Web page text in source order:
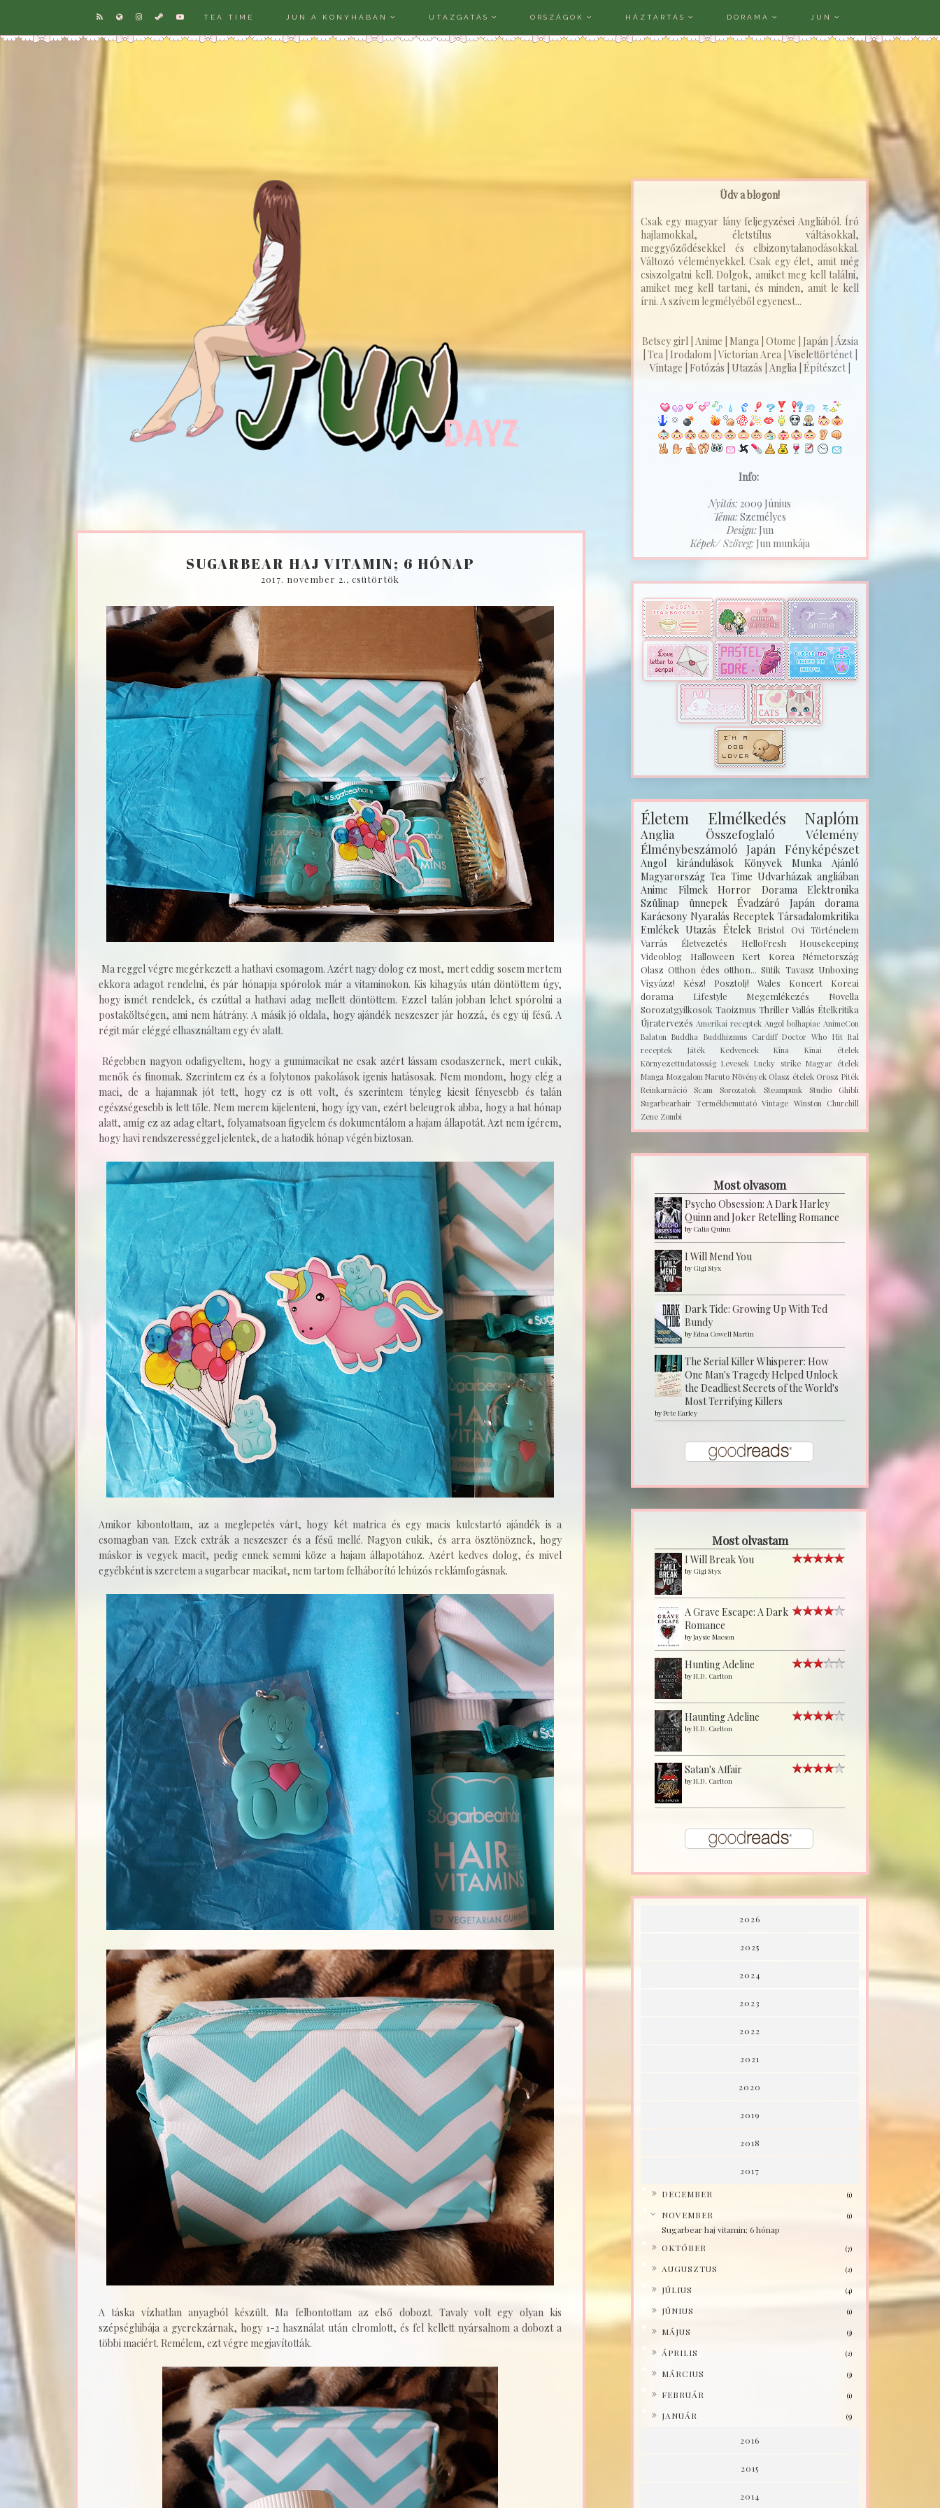
TEA TIME JUN A KONYHÁBAN UTAZGATÁS ORSZÁGOK HÁZTARTÁS DORAMA JUN
SUGARBEAR HAJ VITAMIN; 6 HÓNAP
2017. november 2., csütörtök
Ma reggel végre megérkezett a hathavi csomagom. Azért nagy dolog ez most, mert eddig sosem mertem
ekkora adagot rendelni, és pár hónapja spórolok már a vitaminokon. Kis kihagyás után döntöttem úgy,
hogy ismét rendelek, és ezúttal a hathavi adag mellett döntöttem. Ezzel talán jobban lehet spórolni a
postaköltségen, ami nem hátrány. A másik jó oldala, hogy ajándék neszeszer jár hozzá, és egy új fésű. A
régit már eléggé elhasználtam egy év alatt.
Régebben nagyon odafigyeltem, hogy a gumimacikat ne csak azért lássam csodaszernek, mert cukik,
menők és finomak. Szerintem ez és a folytonos pakolások igenis hatásosak. Nem mondom, hogy elég a
maci, de a hajamnak jót tett, hogy ez is ott volt, és szerintem tényleg kicsit fényesebb és talán
egészségesebb is lett tőle. Nem merem kijelenteni, hogy így van, ezért beleugrok abba, hogy a hat hónap
alatt, amíg ez az adag eltart, folyamatsoan figyelem és dokumentálom a hajam állapotát. Azt nem ígérem,
hogy havi rendszerességgel jelentek, de a hatodik hónap végén biztosan.
Amikor kibontottam, az a meglepetés várt, hogy két matrica és egy macis kulcstartó ajándék is a
csomagban van. Ezek extrák a neszeszer és a fésű mellé. Nagyon cukik, és arra ösztönöznek, hogy
máskor is vegyek macit, pedig ennek semmi köze a hajam állapotához. Azért kedves dolog, és mivel
egyébként is szeretem a sugarbear macikat, nem tartom felháborító lehúzós reklámfogásnak.
A táska vízhatlan anyagból készült. Ma felbontottam az első dobozt. Tavaly volt egy olyan kis
szépséghibája a gyerekzárnak, hogy 1-2 használat után elromlott, és fel kellett nyársalnom a dobozt a
többi maciért. Remélem, ezt végre megjavították.
Üdv a blogon!
Csak egy magyar lány feljegyzései Angliából. Író
hajlamokkal, életstílus váltásokkal,
meggyőződésekkel és elbizonytalanodásokkal.
Változó véleményekkel. Csak egy élet, amit még
csiszolgatni kell. Dolgok, amiket meg kell találni,
amiket meg kell tartani, és minden, amit le kell
írni. A szívem legmélyéből egyenest...
Betsey girl | Anime | Manga | Otome | Japán | Ázsia
| Tea | Irodalom | Victorian Area | Viselettörténet |
Vintage | Fotózás | Utazás | Anglia | Építészet |
Info:
Nyitás:2009 Június
Téma:Személyes
Design:Jun
Képek/ Szöveg:Jun munkája
Életem Elmélkedés Naplóm
Anglia Összefoglaló
Vélemény
Élménybeszámoló Japán Fényképészet
Angol kirándulások Könyvek Munka
Ajánló
Magyarország Tea Time Udvarházak angliában
Anime
Filmek Horror Dorama
Elektronika
Szülinap
ünnepek Évadzáró
Japán dorama
Karácsony Nyaralás Receptek Társadalomkritika
Emlékek Utazás Ételek Bristol Ovi Történelem
Varrás
Életvezetés HelloFresh
Housekeeping
Videoblog
Halloween Kert Korea
Németország
Olasz Otthon édes otthon... Sütik Tavasz Unboxing
Vigyázz! Kész! Posztolj!
Wales Koncert
Koreai
dorama
Lifestyle Megemlékezés
Novella
Sorozatgyilkosok Taoizmus Thriller Vallás Ételkritika
Újratervezés Amerikai receptek Angol bolhapiac AnimeCon
Balaton Buddha Buddhizmus Cardiff Doctor Who Hit Ital
receptek
Játék Kedvencek Kína
Kínai ételek
Környezettudatosság Levesek Lucky strike Magyar ételek
Manga Mozgalom Naruto Növények Olasz ételek Orosz Piték
Reinkarnáció
Scam Sorozatok Steampunk
Studio Ghibli
Sugarbearhair Termékbemutató Vintage Winston Churchill
Zene Zombi
Most olvasom
Psycho Obsession: A Dark Harley
Quinn and Joker Retelling Romance
by Calia Quinn
I Will Mend You
by Gigi Styx
Dark Tide: Growing Up With Ted
Bundy
byEdna Cowell Martin
The Serial Killer Whisperer: How
One Man's Tragedy Helped Unlock
the Deadliest Secrets of the World's
Most Terrifying Killers
byPete Earley
Most olvastam
I Will Break You
by Gigi Styx
A Grave Escape: A Dark
Romance
byJaysie Macson
Hunting Adeline
byH.D. Carlton
Haunting Adeline
byH.D. Carlton
Satan's Affair
byH.D. Carlton
2026
2025
2024
2023
2022
2021
2020
2019
2018
2017
DECEMBER (1)
NOVEMBER (1)
Sugarbear haj vitamin; 6 hónap
► OKTÓBER (7)
► AUGUSZTUS (2)
JÚLIUS (4)
JÚNIUS (1)
MÁJUS (3)
ÁPRILIS (2)
MÁRCIUS (3)
FEBRUÁR (1)
JANUÁR (5)
2016
2015
2014